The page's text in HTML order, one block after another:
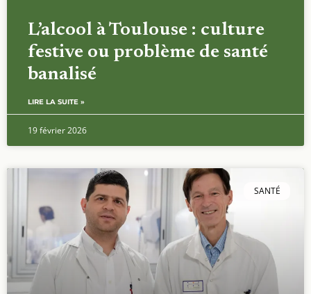
L’alcool à Toulouse : culture
festive ou problème de santé
banalisé
LIRE LA SUITE »
19 février 2026
SANTÉ